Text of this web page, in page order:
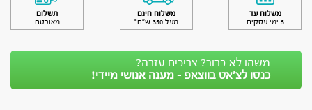
משלוח עד
5 ימי עסקים
משלוח חינם
מעל 350 ש״ח*
תשלום
מאובטח
משהו לא ברור? צריכים עזרה?
כנסו לצ’אט בווצאפ - מענה אנושי מיידי!